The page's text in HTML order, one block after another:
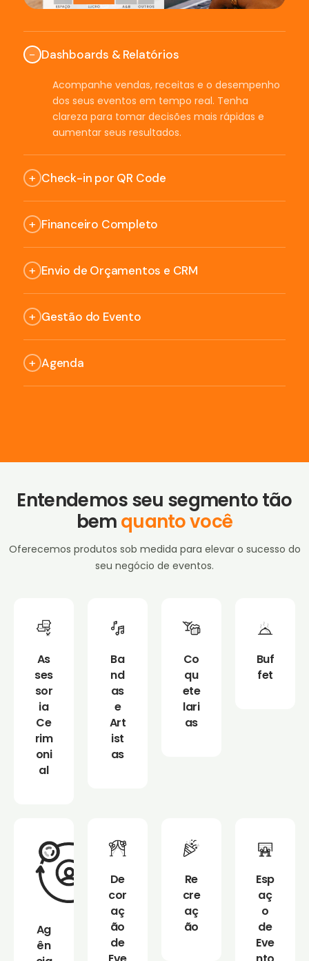
− Dashboards & Relatórios
Acompanhe vendas, receitas e o desempenho
dos seus eventos em tempo real. Tenha
clareza para tomar decisões mais rápidas e
aumentar seus resultados.
+ Check-in por QR Code
fornecedores em segundos. Elimine filas, ganhe
+ Financeiro Completo
evento em um só lugar. Tenha uma visão real
+ Envio de Orçamentos e CRM
cada negociação. Organize seu funil e
+ Gestão do Evento
fornecedores e operação. Menos planilhas,
+ Agenda
Entendemos seu segmento tão
bemquanto você
Oferecemos produtos sob medida para elevar o sucesso do
seu negócio de eventos.
As
ses
sor
ia
Ce
rim
oni
al
Ba
nd
as
e
Art
ist
as
Co
qu
ete
lari
as
Buf
fet
Ag
ên
De
cor
aç
ão
de
Re
cre
aç
ão
Esp
aç
o
de
Eve